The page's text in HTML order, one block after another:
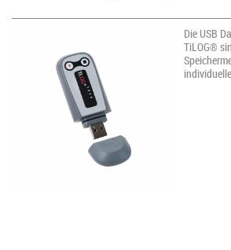
Die USB
TiLOG®